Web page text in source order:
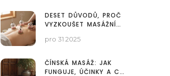
DESET DŮVODŮ, PROČ
VYZKOUŠET MASÁŽNÍ
pro 31 2025
ČÍNSKÁ MASÁŽ: JAK
FUNGUJE, ÚČINKY A CO